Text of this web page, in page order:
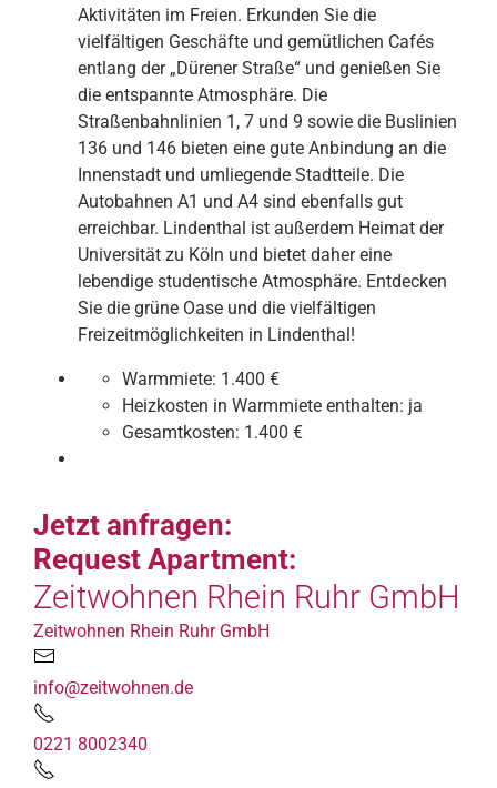
Aktivitäten im Freien. Erkunden Sie die
vielfältigen Geschäfte und gemütlichen Cafés
entlang der „Dürener Straße“ und genießen Sie
die entspannte Atmosphäre. Die
Straßenbahnlinien 1, 7 und 9 sowie die Buslinien
136 und 146 bieten eine gute Anbindung an die
Innenstadt und umliegende Stadtteile. Die
Autobahnen A1 und A4 sind ebenfalls gut
erreichbar. Lindenthal ist außerdem Heimat der
Universität zu Köln und bietet daher eine
lebendige studentische Atmosphäre. Entdecken
Sie die grüne Oase und die vielfältigen
Freizeitmöglichkeiten in Lindenthal!
Warmmiete: 1.400 €
Heizkosten in Warmmiete enthalten: ja
Gesamtkosten: 1.400 €
Jetzt anfragen:
Request Apartment:
Zeitwohnen Rhein Ruhr GmbH
Zeitwohnen Rhein Ruhr GmbH
info@zeitwohnen.de
0221 8002340